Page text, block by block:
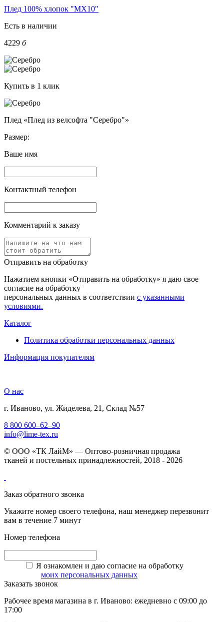
Плед 100% хлопок "MX10"
Есть в наличии
4229 б
Купить в 1 клик
Плед «Плед из велсофта "Серебро"»
Размер:
Ваше имя
Контактный телефон
Комментарий к заказу
Отправить на обработку
Нажатием кнопки «Отправить на обработку» я даю свое
согласие на обработку
персональных данных в соответствии с указанными
условиями.
Каталог
Политика обработки персональных данных
Информация покупателям
О нас
г. Иваново, ул. Жиделева, 21, Склад №57
8 800 600–62–90
info@lime-tex.ru
© ООО «ТК ЛайМ» — Оптово-розничная продажа
тканей и постельных принадлежностей, 2018 - 2026
Заказ обратного звонка
Укажите номер своего телефона, наш менеджер перезвонит
вам в течение 7 минут
Номер телефона
Я ознакомлен и даю согласие на обработку
моих персональных данных
Заказать звонок
Рабочее время магазина в г. Иваново: ежедневно с 09:00 до
17:00